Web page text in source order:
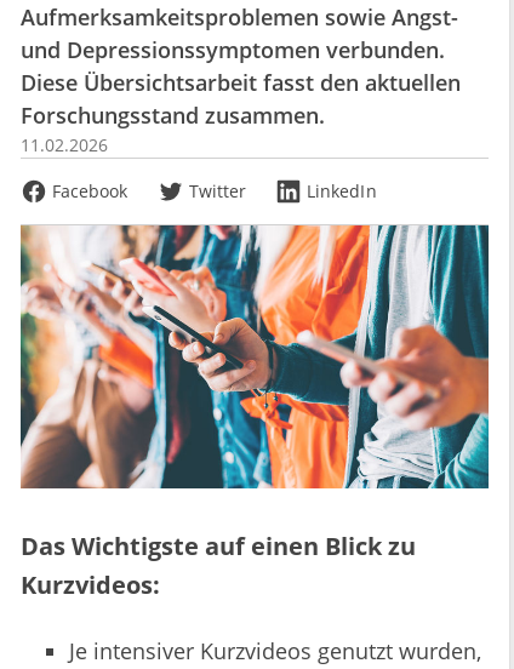
Aufmerksamkeitsproblemen sowie Angst-
und Depressionssymptomen verbunden.
Diese Übersichtsarbeit fasst den aktuellen
Forschungsstand zusammen.
11.02.2026
Facebook
Twitter LinkedIn
Das Wichtigste auf einen Blick zu
Kurzvideos:
Je intensiver Kurzvideos genutzt wurden,